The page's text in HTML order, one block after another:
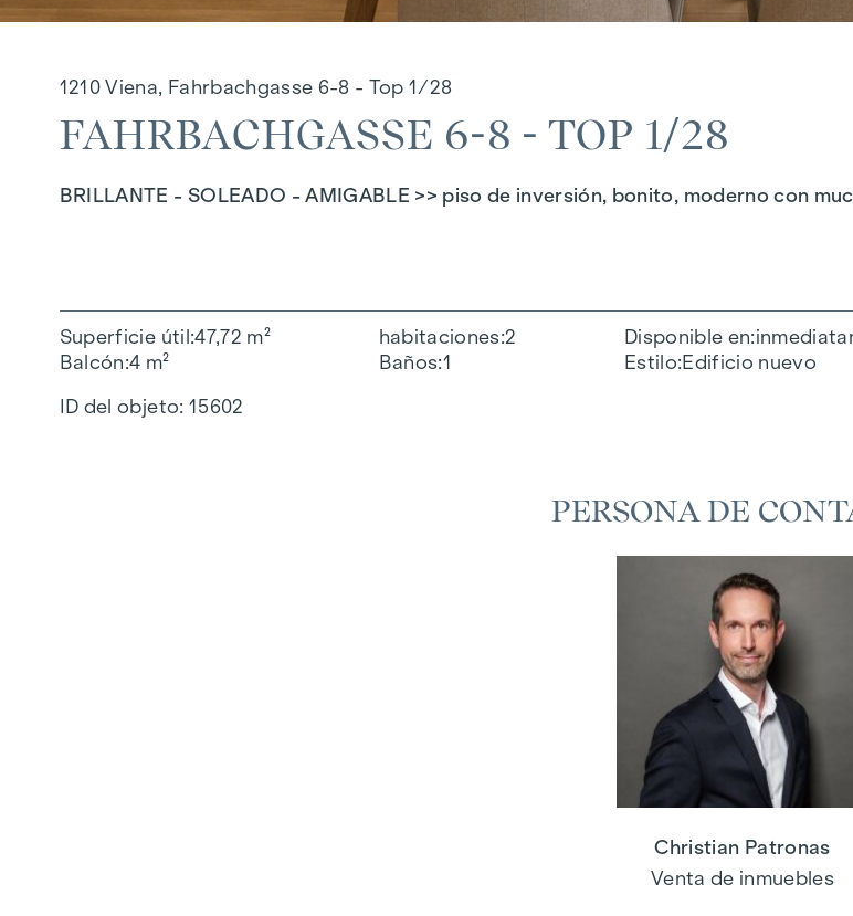
1210 Viena, Fahrbachgasse 6-8 - Top 1/28
FAHRBACHGASSE 6-8 - TOP 1/28
BRILLANTE - SOLEADO - AMIGABLE >> piso de inversión, bonito, moderno con
Superficie útil 47,72 m²
Balcón 4 m²
habitaciones 2
Baños 1
Disponible en
Estilo Edificio nuevo
ID del objeto: 15602
PERSONA DE
Christian Patronas
Venta de inmuebles